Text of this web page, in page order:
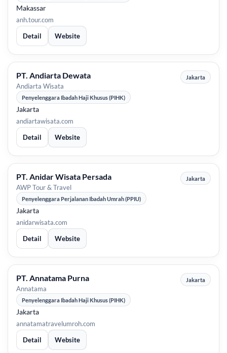
Makassar
anh.tour.com
Detail
Website
PT. Andiarta Dewata
Andiarta Wisata
Jakarta
Penyelenggara Ibadah Haji Khusus (PIHK)
Jakarta
andiartawisata.com
Detail
Website
PT. Anidar Wisata Persada
AWP Tour & Travel
Jakarta
Penyelenggara Perjalanan Ibadah Umrah (PPIU)
Jakarta
anidarwisata.com
Detail
Website
PT. Annatama Purna
Annatama
Jakarta
Penyelenggara Ibadah Haji Khusus (PIHK)
Jakarta
annatamatravelumroh.com
Detail
Website